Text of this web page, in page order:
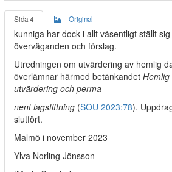
Sida 4 Original
kunniga har dock i allt väsentligt ställt
överväganden och förslag.
Utredningen om utvärdering av hemlig
överlämnar härmed betänkandet
utvärdering och perma-
nent lagstiftning (SOU 2023:78).
slutfört.
Malmö i november 2023
Ylva Norling Jönsson